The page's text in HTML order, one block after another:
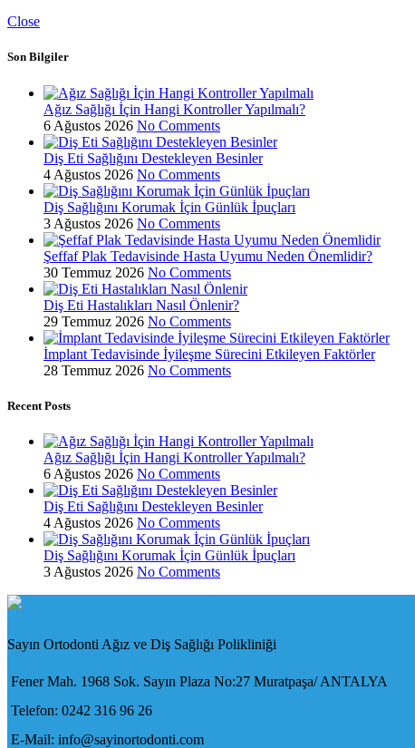
Close
Son Bilgiler
Ağız Sağlığı İçin Hangi Kontroller Yapılmalı?
6 Ağustos 2026 No Comments
Diş Eti Sağlığını Destekleyen Besinler
4 Ağustos 2026 No Comments
Diş Sağlığını Korumak İçin Günlük İpuçları
3 Ağustos 2026 No Comments
Şeffaf Plak Tedavisinde Hasta Uyumu Neden Önemlidir?
30 Temmuz 2026 No Comments
Diş Eti Hastalıkları Nasıl Önlenir?
29 Temmuz 2026 No Comments
İmplant Tedavisinde İyileşme Sürecini Etkileyen Faktörler
28 Temmuz 2026 No Comments
Recent Posts
Ağız Sağlığı İçin Hangi Kontroller Yapılmalı?
6 Ağustos 2026 No Comments
Diş Eti Sağlığını Destekleyen Besinler
4 Ağustos 2026 No Comments
Diş Sağlığını Korumak İçin Günlük İpuçları
3 Ağustos 2026 No Comments
Sayın Ortodonti Ağız ve Diş Sağlığı Polikliniği
Fener Mah. 1968 Sok. Sayın Plaza No:27 Muratpaşa/ ANTALYA
Telefon: 0242 316 96 26
E-Mail: info@sayinortodonti.com